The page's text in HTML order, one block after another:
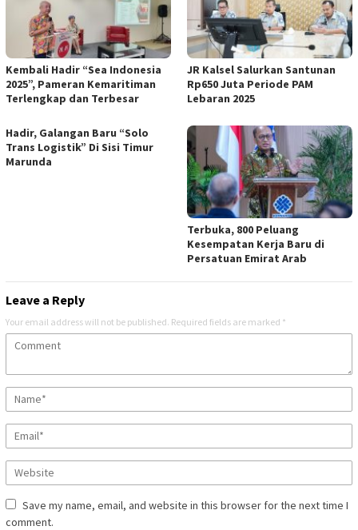
Kembali Hadir “Sea Indonesia
2025”, Pameran Kemaritiman
Terlengkap dan Terbesar
JR Kalsel Salurkan Santunan
Rp650 Juta Periode PAM
Lebaran 2025
Hadir, Galangan Baru “Solo
Trans Logistik” Di Sisi Timur
Marunda
Terbuka, 800 Peluang
Kesempatan Kerja Baru di
Persatuan Emirat Arab
Leave a Reply
Your email address will not be published. Required fields are marked *
Save my name, email, and website in this browser for the next time I
comment.